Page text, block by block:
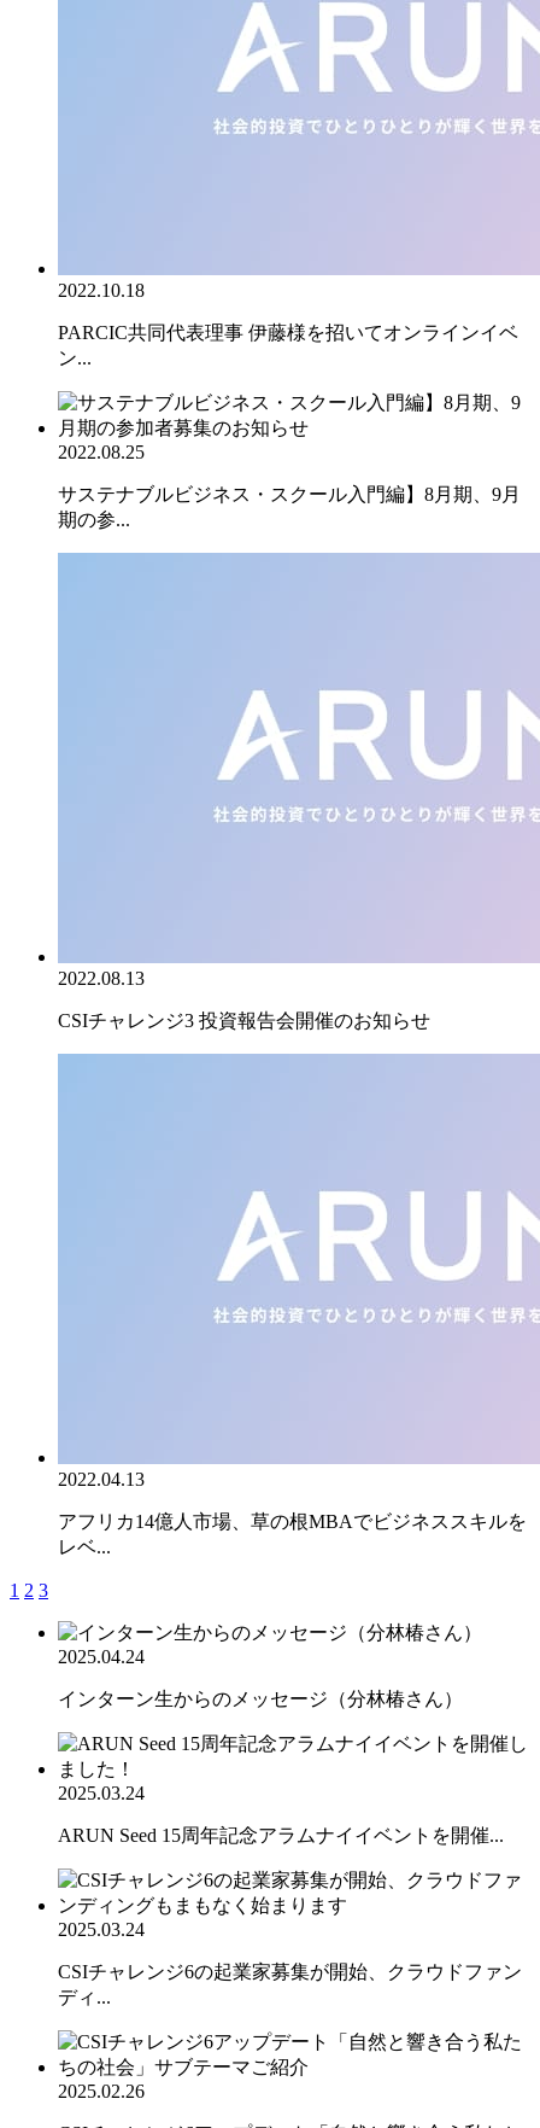
2022.10.18
PARCIC共同代表理事 伊藤様を招いてオンラインイベ
ン...
2022.08.25
サステナブルビジネス・スクール入門編】8月期、9月
期の参...
2022.08.13
CSIチャレンジ3 投資報告会開催のお知らせ
2022.04.13
アフリカ14億人市場、草の根MBAでビジネススキルを
レベ...
1 2 3
2025.04.24
インターン生からのメッセージ（分林椿さん）
2025.03.24
ARUN Seed 15周年記念アラムナイイベントを開催...
2025.03.24
CSIチャレンジ6の起業家募集が開始、クラウドファン
ディ...
2025.02.26